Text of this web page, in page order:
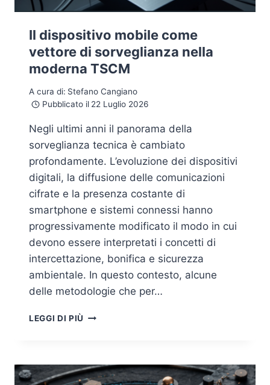
Il dispositivo mobile come
vettore di sorveglianza nella
moderna TSCM
A cura di: Stefano Cangiano
Pubblicato il 22 Luglio 2026
Negli ultimi anni il panorama della
sorveglianza tecnica è cambiato
profondamente. L’evoluzione dei dispositivi
digitali, la diffusione delle comunicazioni
cifrate e la presenza costante di
smartphone e sistemi connessi hanno
progressivamente modificato il modo in cui
devono essere interpretati i concetti di
intercettazione, bonifica e sicurezza
ambientale. In questo contesto, alcune
delle metodologie che per…
LEGGI DI PIÙ
VETTORE
DI